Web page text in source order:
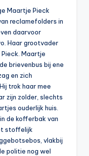
Maartje Pieck
reclamefolders in
daarvoor
Haar grootvader
Maartje
brievenbus bij ene
en zich
trok haar mee
zijn zolder, slechts
ouderlijk huis.
de kofferbak van
stoffelijk
vlakbij
politie nog wel